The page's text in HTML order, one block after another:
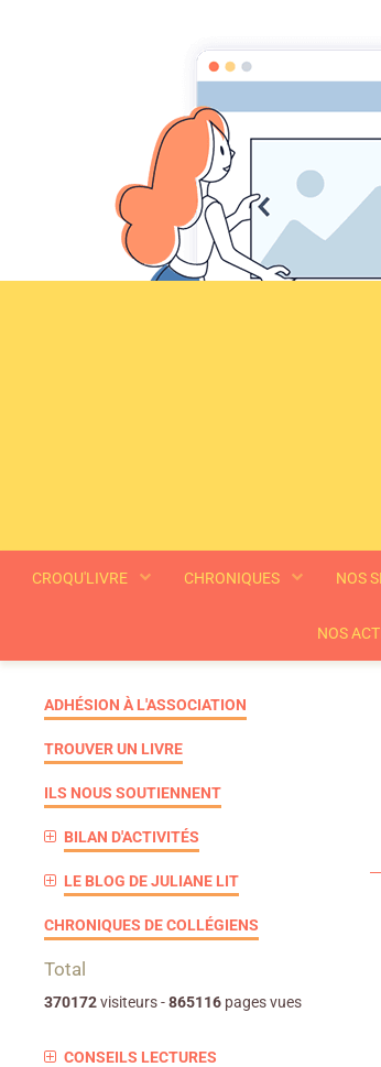
Croqu'livre
CROQU'LIVRE CHRONIQUES NOS
NOS
ADHÉSION À L'ASSOCIATION
TROUVER UN LIVRE
ILS NOUS SOUTIENNENT
BILAN D'ACTIVITÉS
LE BLOG DE JULIANE LIT
CHRONIQUES DE COLLÉGIENS
Total
370172visiteurs -865116 pages vues
CONSEILS LECTURES